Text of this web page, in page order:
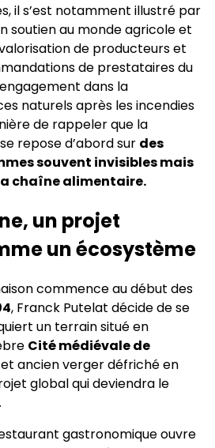
il s’est notamment illustré par
soutien au monde agricole et
de producteurs et
de prestataires du
dans la
naturels après les incendies
de rappeler que la
repose d’abord sur des
souvent invisibles mais
chaîne alimentaire.
un projet
un écosystème
commence au début des
, Franck Putelat décide de se
un terrain situé en
Cité médiévale de
ancien verger défriché en
global qui deviendra le
gastronomique ouvre